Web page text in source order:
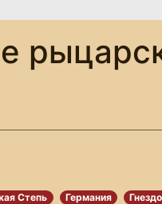
Степь Германия